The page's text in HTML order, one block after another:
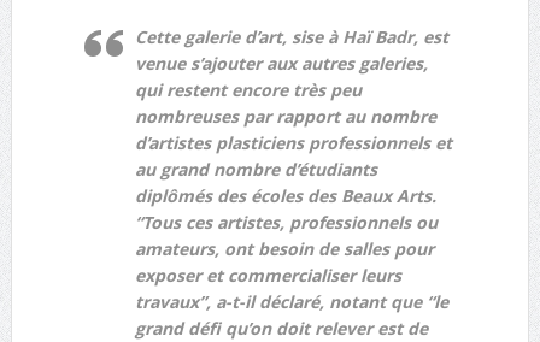
Cette galerie d’art, sise à Haï Badr, est
venue s’ajouter aux autres galeries,
qui restent encore très peu
nombreuses par rapport au nombre
d’artistes plasticiens professionnels et
au grand nombre d’étudiants
diplômés des écoles des Beaux Arts.
“Tous ces artistes, professionnels ou
amateurs, ont besoin de salles pour
exposer et commercialiser leurs
travaux”, a-t-il déclaré, notant que “le
grand défi qu’on doit relever est de